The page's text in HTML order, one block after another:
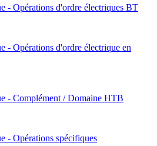
- Opérations d'ordre électriques BT
- Opérations d'ordre électrique en
- Complément / Domaine HTB
- Opérations spécifiques